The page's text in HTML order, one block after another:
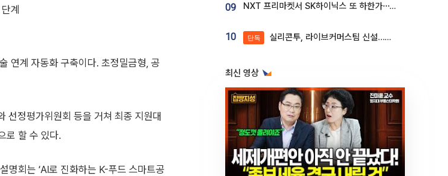
계
연계 자동화 구축이다. 초정밀금형, 공
선정평가위원회 등을 거쳐 최종 지원대
로 할 수 있다.
명회는 ‘AI로 진화하는 K-푸드 스마트공
09 NXT 프리마켓서 SK하이닉스 또 하한가⋯‘11주 거래’에 시초가 왜곡
10 단독 실리콘투, 라이브커머스팀 신설…K뷰티 ‘글로벌 판매망’ 확대[K뷰티 라방戰]
최신 영상